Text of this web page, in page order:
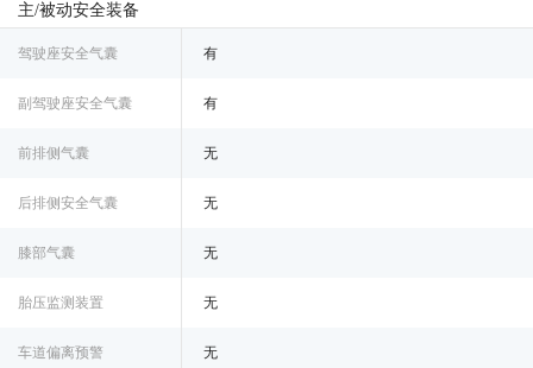
主/被动安全装备
驾驶座安全气囊 有
副驾驶座安全气囊 有
前排侧气囊 无
后排侧安全气囊 无
膝部气囊 无
胎压监测装置 无
车道偏离预警 无